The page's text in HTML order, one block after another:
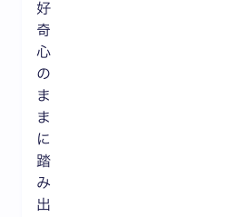
好
奇
心
の
ま
ま
に
踏
み
出